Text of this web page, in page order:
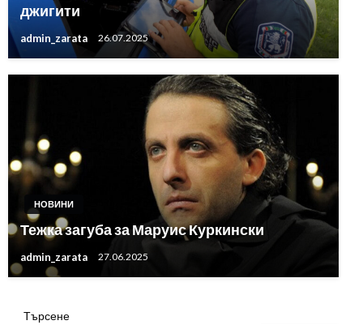
джигити
admin_zarata 26.07.2025
НОВИНИ
Тежка загуба за Маруис Куркински
admin_zarata 27.06.2025
Търсене